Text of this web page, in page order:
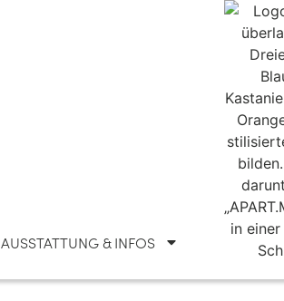
AUSSTATTUNG & INFOS